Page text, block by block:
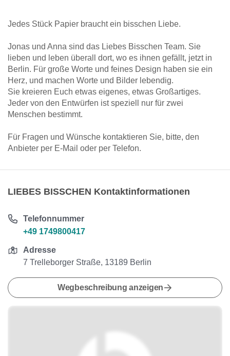
Jedes Stück Papier braucht ein bisschen Liebe.
Jonas und Anna sind das Liebes Bisschen Team. Sie
lieben und leben überall dort, wo es ihnen gefällt, jetzt in
Berlin. Für große Worte und feines Design haben sie ein
Herz, und machen Worte und Bilder lebendig.
Sie kreieren Euch etwas eigenes, etwas Großartiges.
Jeder von den Entwürfen ist speziell nur für zwei
Menschen bestimmt.
Für Fragen und Wünsche kontaktieren Sie, bitte, den
Anbieter per E-Mail oder per Telefon.
LIEBES BISSCHEN Kontaktinformationen
Telefonnummer
+49 1749800417
Adresse
7 Trelleborger Straße, 13189 Berlin
Wegbeschreibung anzeigen